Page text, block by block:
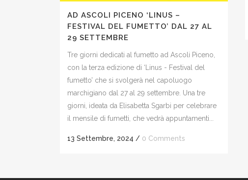
AD ASCOLI PICENO ‘LINUS –
FESTIVAL DEL FUMETTO’ DAL 27 AL
29 SETTEMBRE
Tre giorni dedicati al fumetto ad Ascoli Piceno,
con la terza edizione di ‘Linus - Festival del
fumetto’ che si svolgerà nel capoluogo
marchigiano dal 27 al 29 settembre. Una tre
giorni, ideata da Elisabetta Sgarbi per celebrare
il mensile di fumetti, che vedrà appuntamenti...
13 Settembre, 2024 / 0 Comments